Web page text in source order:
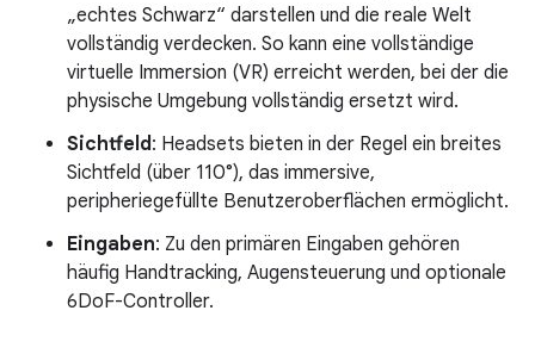
„echtes Schwarz“ darstellen und die reale Welt
vollständig verdecken. So kann eine vollständige
virtuelle Immersion (VR) erreicht werden, bei der die
physische Umgebung vollständig ersetzt wird.
Sichtfeld: Headsets bieten in der Regel ein breites
Sichtfeld (über 110°), das immersive,
peripheriegefüllte Benutzeroberflächen ermöglicht.
Eingaben: Zu den primären Eingaben gehören
häufig Handtracking, Augensteuerung und optionale
6DoF-Controller.